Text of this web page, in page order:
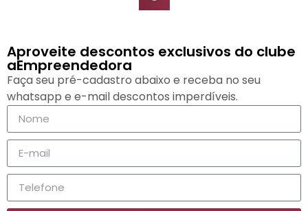
Aproveite descontos exclusivos do clube
aEmpreendedora
Faça seu pré-cadastro abaixo e receba no seu
whatsapp e e-mail descontos imperdíveis.